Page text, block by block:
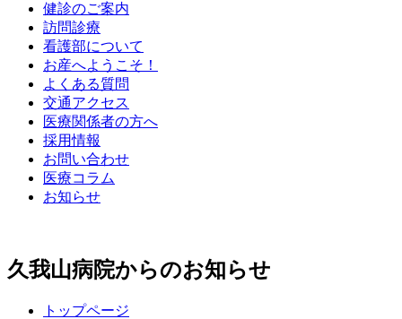
健診のご案内
訪問診療
看護部について
お産へようこそ！
よくある質問
交通アクセス
医療関係者の方へ
採用情報
お問い合わせ
医療コラム
お知らせ
久我山病院からのお知らせ
トップページ